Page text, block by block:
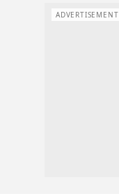
ADVERTISEMENT